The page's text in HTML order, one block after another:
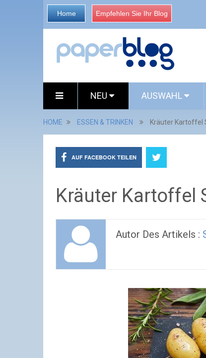
Home Empfehlen Sie Ihr Blog
NEU AUSWAHL
HOME ESSEN & TRINKEN Kräuter Kartoffel
AUF FACEBOOK TEILEN
Kräuter Kartoffel
Autor Des Artikels :